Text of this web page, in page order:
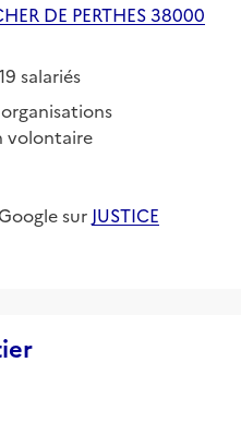
DE PERTHES 38000
salariés
volontaire
sur JUSTICE